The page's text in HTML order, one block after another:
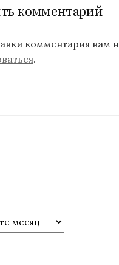
комментарий
комментария вам
.